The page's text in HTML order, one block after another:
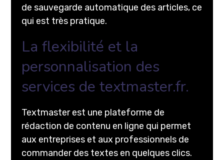
de sauvegarde automatique des articles, ce
qui est très pratique.
La flexibilité et la
personnalisation des
services de textmaster.fr.
Textmaster est une plateforme de
rédaction de contenu en ligne qui permet
aux entreprises et aux professionnels de
commander des textes en quelques clics.